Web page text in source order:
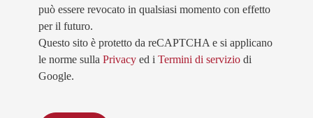
può essere revocato in qualsiasi momento con effetto
per il futuro.
Questo sito è protetto da reCAPTCHA e si applicano
le norme sulla Privacy ed i Termini di servizio di
Google.